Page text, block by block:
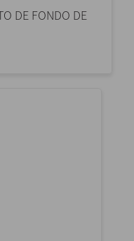
DE FONDO DE